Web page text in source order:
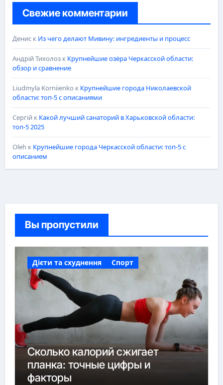
Свежие комментарии
Дениск Из чего делают Мивину: ингредиенты и процесс
Андрій Тихолозк Крупнейшие озёра Черкасской области:
обзор и сравнение
Liudmyla Korniienko к Крупнейшие города Николаевской
области: топ-5 с описаниями
Сергійк Какой лучший санаторий в Харьковской области:
топ-5 2025
Oleh к Крупнейшие города Черкасской области: топ-5 с
описанием
Вы пропустили
Дієти та схуднення Спорт
Сколько калорий сжигает
планка: точные цифры и
факторы